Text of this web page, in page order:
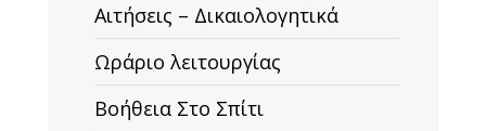
Αιτήσεις – Δικαιολογητικά
Ωράριο λειτουργίας
Βοήθεια Στο Σπίτι